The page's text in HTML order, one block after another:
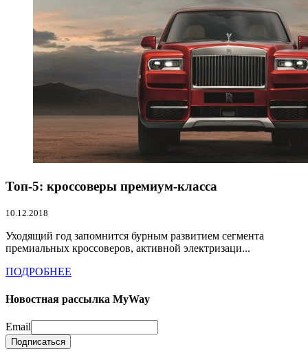
Топ-5: кроссоверы премиум-класса
10.12.2018
Уходящий год запомнится бурным развитием сегмента
премиальных кроссоверов, активной электризаци...
ПОДРОБНЕЕ
Новостная рассылка MyWay
Email